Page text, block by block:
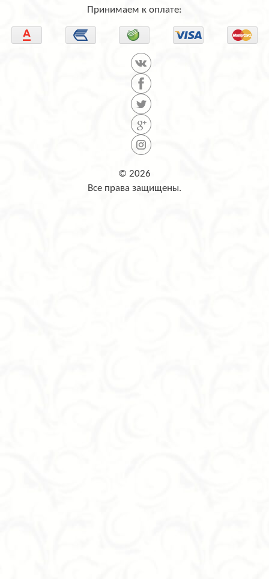
Принимаем к оплате:
© 2026
Все права защищены.